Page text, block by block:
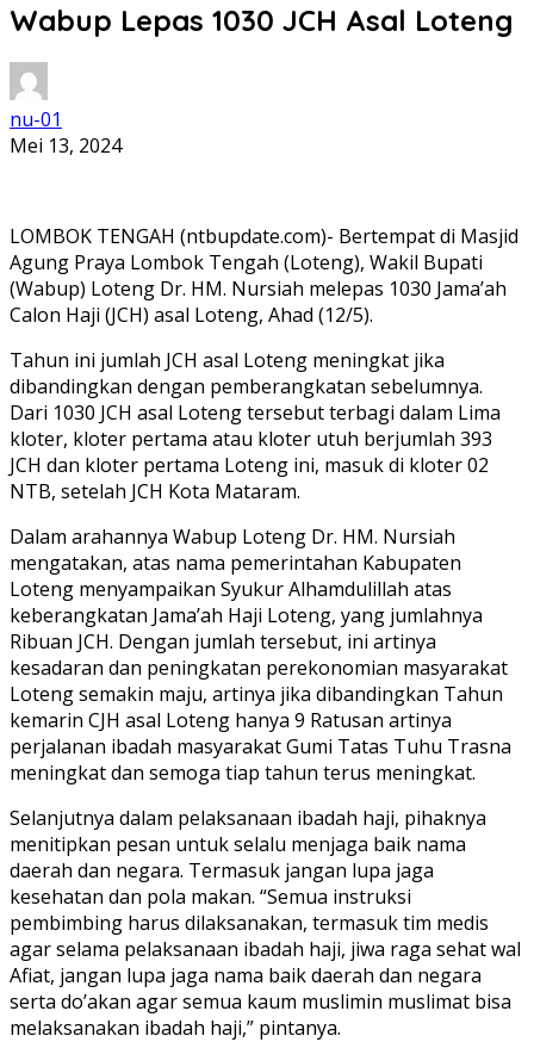
Wabup Lepas 1030 JCH Asal Loteng
nu-01
Mei 13, 2024
LOMBOK TENGAH (ntbupdate.com)- Bertempat di Masjid
Agung Praya Lombok Tengah (Loteng), Wakil Bupati
(Wabup) Loteng Dr. HM. Nursiah melepas 1030 Jama’ah
Calon Haji (JCH) asal Loteng, Ahad (12/5).
Tahun ini jumlah JCH asal Loteng meningkat jika
dibandingkan dengan pemberangkatan sebelumnya.
Dari 1030 JCH asal Loteng tersebut terbagi dalam Lima
kloter, kloter pertama atau kloter utuh berjumlah 393
JCH dan kloter pertama Loteng ini, masuk di kloter 02
NTB, setelah JCH Kota Mataram.
Dalam arahannya Wabup Loteng Dr. HM. Nursiah
mengatakan, atas nama pemerintahan Kabupaten
Loteng menyampaikan Syukur Alhamdulillah atas
keberangkatan Jama’ah Haji Loteng, yang jumlahnya
Ribuan JCH. Dengan jumlah tersebut, ini artinya
kesadaran dan peningkatan perekonomian masyarakat
Loteng semakin maju, artinya jika dibandingkan Tahun
kemarin CJH asal Loteng hanya 9 Ratusan artinya
perjalanan ibadah masyarakat Gumi Tatas Tuhu Trasna
meningkat dan semoga tiap tahun terus meningkat.
Selanjutnya dalam pelaksanaan ibadah haji, pihaknya
menitipkan pesan untuk selalu menjaga baik nama
daerah dan negara. Termasuk jangan lupa jaga
kesehatan dan pola makan. “Semua instruksi
pembimbing harus dilaksanakan, termasuk tim medis
agar selama pelaksanaan ibadah haji, jiwa raga sehat wal
Afiat, jangan lupa jaga nama baik daerah dan negara
serta do’akan agar semua kaum muslimin muslimat bisa
melaksanakan ibadah haji,” pintanya.